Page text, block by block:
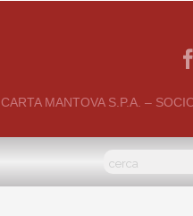
MANTOVA S.P.A. –